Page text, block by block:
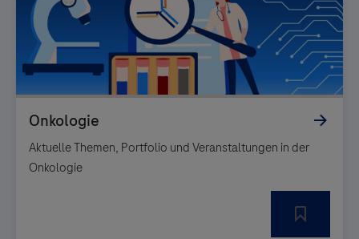
Aktuelle Themen, Portfolio und Veranstaltungen in der
Onkologie